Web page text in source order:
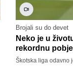
Brojali su do devet
Neko je u
rekordnu
Škotska liga odavno